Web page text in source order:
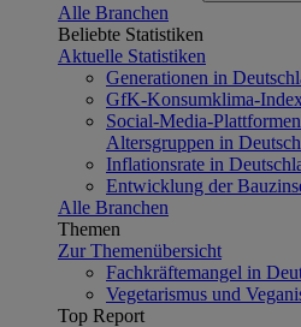
Alle Branchen
Beliebte Statistiken
Aktuelle Statistiken
Generationen in
GfK-Konsumklima-
Social-Media-
Altersgruppen in
Inflationsrate in
Entwicklung der
Alle Branchen
Themen
Zur Themenübersicht
Fachkräftemangel in
Vegetarismus und
Top Report